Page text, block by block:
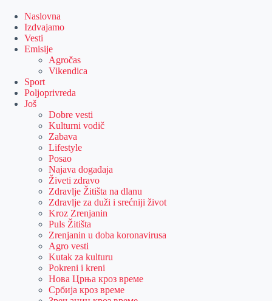
content
Naslovna
Izdvajamo
Vesti
Emisije
Agročas
Vikendica
Sport
Poljoprivreda
Još
Dobre vesti
Kulturni vodič
Zabava
Lifestyle
Posao
Najava događaja
Živeti zdravo
Zdravlje Žitišta na dlanu
Zdravlje za duži i srećniji život
Kroz Zrenjanin
Puls Žitišta
Zrenjanin u doba koronavirusa
Agro vesti
Kutak za kulturu
Pokreni i kreni
Нова Црња кроз време
Србија кроз време